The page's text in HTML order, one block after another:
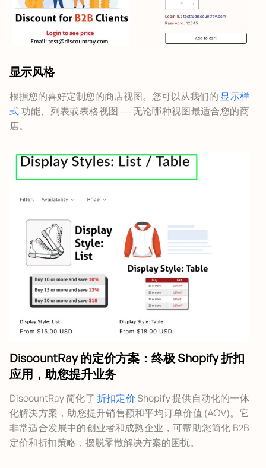
显示风格
根据您的喜好定制您的商店视图。您可以从我们的 显示样
式 功能、列表或表格视图——无论哪种视图最适合您的商
店。
DiscountRay 的定价方案：终极 Shopify 折扣
应用，助您提升业务
DiscountRay 简化了 折扣定价 Shopify 提供自动化的一体
化解决方案，助您提升销售额和平均订单价值 (AOV)。它
非常适合发展中的创业者和成熟企业，可帮助您简化 B2B
定价和折扣策略，摆脱零散解决方案的困扰。